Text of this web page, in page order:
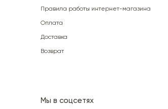
Правила работы интернет-магазина
Оплата
Доставка
Возврат
Мы в соцсетях